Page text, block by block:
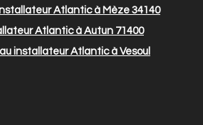
Atlantic à Mèze 34140
Atlantic à Autun 71400
installateur Atlantic à Vesoul